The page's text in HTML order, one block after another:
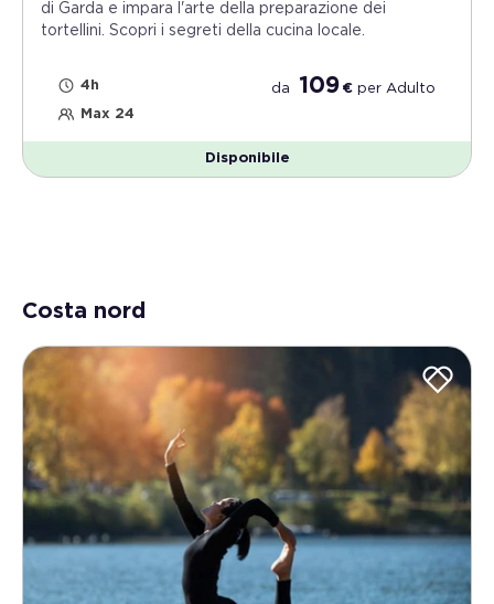
di Garda e impara l'arte della preparazione dei
tortellini. Scopri i segreti della cucina locale.
4h
Max 24
da 109 € per Adulto
Disponibile
Costa nord